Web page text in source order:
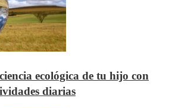
ecológica de tu hijo con
diarias